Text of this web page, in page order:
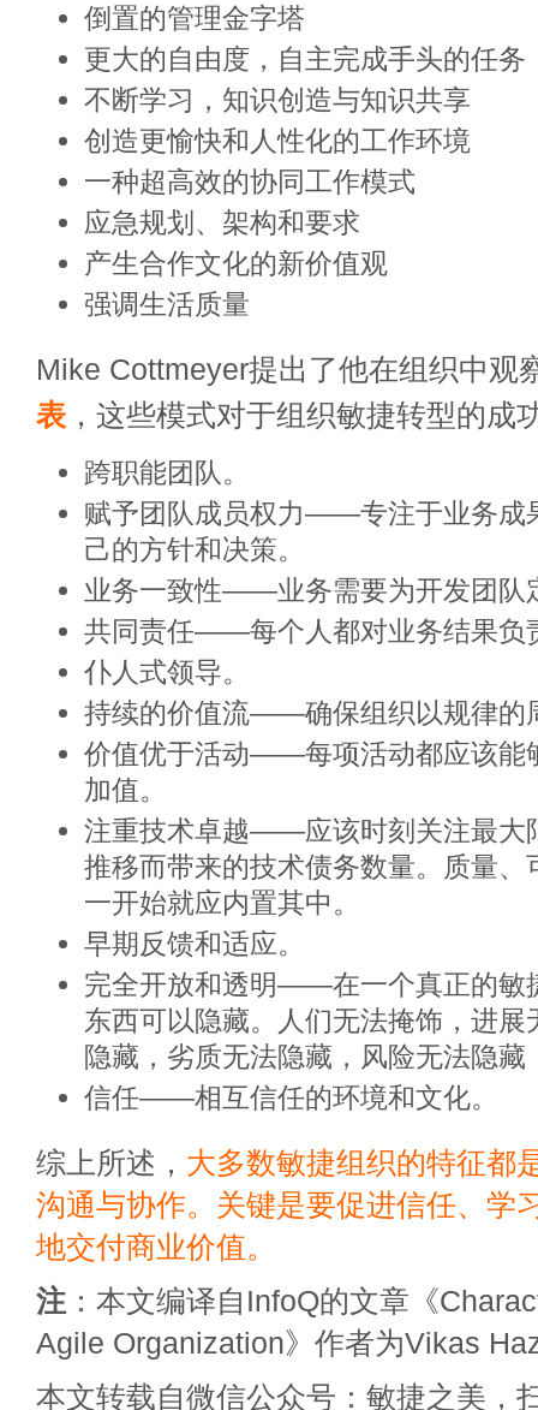
倒置的管理金字塔
更大的自由度，自主完成手头的任务
不断学习，知识创造与知识共享
创造更愉快和人性化的工作环境
一种超高效的协同工作模式
应急规划、架构和要求
产生合作文化的新价值观
强调生活质量
Mike Cottmeyer提出了他在组织中观
表 ，这些模式对于组织敏捷转型的成
跨职能团队。
赋予团队成员权力——专注于业务成
己的方针和决策。
业务一致性——业务需要为开发团队
共同责任——每个人都对业务结果负
仆人式领导。
持续的价值流——确保组织以规律的
价值优于活动——每项活动都应该能
加值。
注重技术卓越——应该时刻关注最大
推移而带来的技术债务数量。质量、
一开始就应内置其中。
早期反馈和适应。
完全开放和透明——在一个真正的敏
东西可以隐藏。人们无法掩饰，进展
隐藏，劣质无法隐藏，风险无法隐
信任——相互信任的环境和文化。
综上所述， 大多数敏捷组织的特征都
沟通与协作。关键是要促进信任、学
地交付商业价值。
注 ：本文编译自InfoQ的文章《
Agile Organization》作者为Vikas
本文转载自微信公众号：敏捷之美，